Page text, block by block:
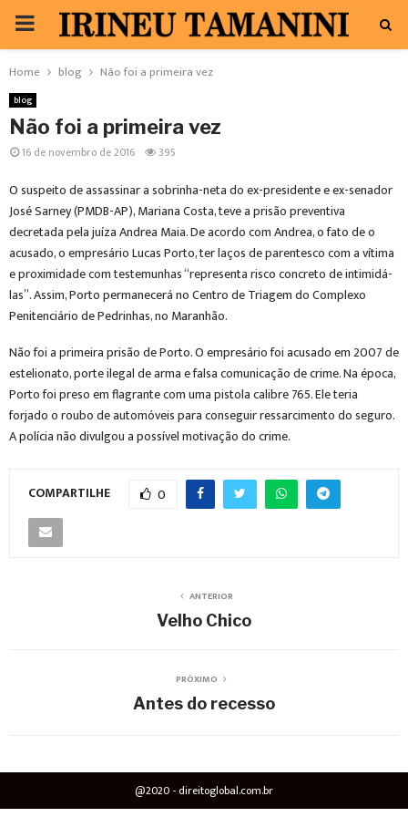
PRIMARY
MENU
Home blog Não foi a primeira vez
blog
Não foi a primeira vez
16 de novembro de 2016 395
O suspeito de assassinar a sobrinha-neta do ex-presidente e ex-senador
José Sarney (PMDB-AP), Mariana Costa, teve a prisão preventiva
decretada pela juíza Andrea Maia. De acordo com Andrea, o fato de o
acusado, o empresário Lucas Porto, ter laços de parentesco com a vítima
e proximidade com testemunhas “representa risco concreto de intimidá-
las”. Assim, Porto permanecerá no Centro de Triagem do Complexo
Penitenciário de Pedrinhas, no Maranhão.
Não foi a primeira prisão de Porto. O empresário foi acusado em 2007 de
estelionato, porte ilegal de arma e falsa comunicação de crime. Na época,
Porto foi preso em flagrante com uma pistola calibre 765. Ele teria
forjado o roubo de automóveis para conseguir ressarcimento do seguro.
A polícia não divulgou a possível motivação do crime.
COMPARTILHE 0
ANTERIOR
Velho Chico
PRÓXIMO
Antes do recesso
@2020 - direitoglobal.com.br